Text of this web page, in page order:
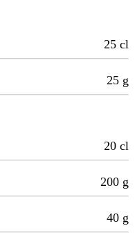
25 cl
25 g
20 cl
200 g
40 g